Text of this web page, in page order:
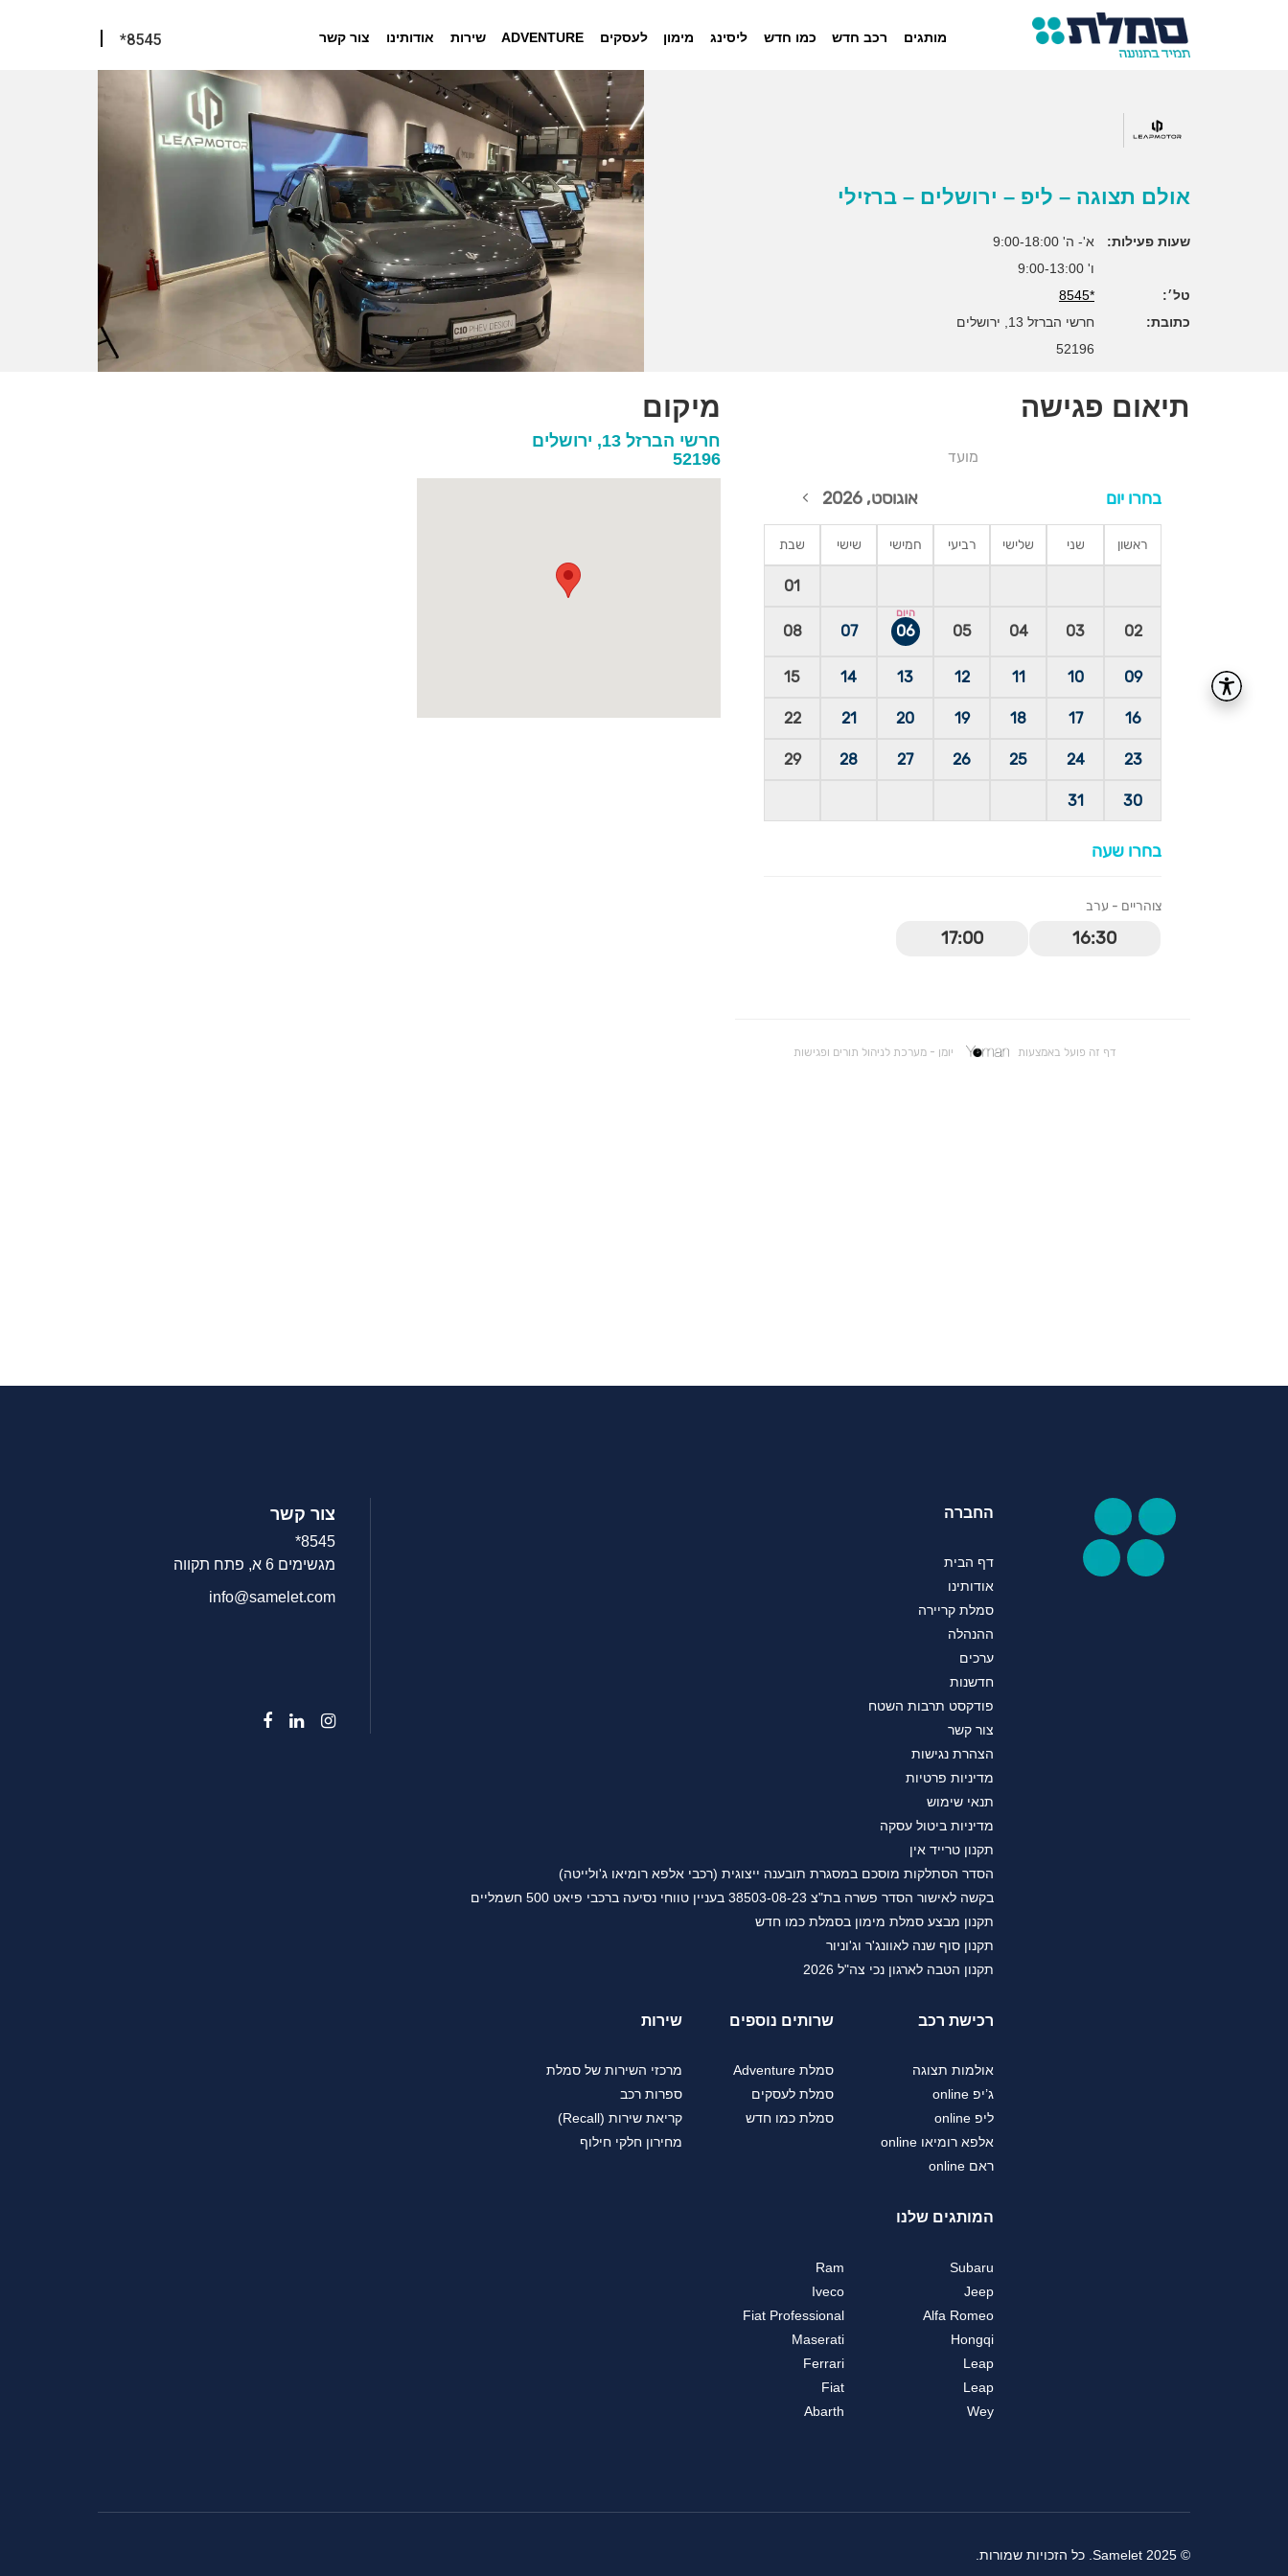
מותגים רכב חדש כמו חדש ליסינג מימון לעסקים ADVENTURE שירות אודותינו צור קשר *8545
אולם תצוגה – ליפ – ירושלים – ברזילי
שעות פעילות:
א'- ה' 9:00-18:00
ו' 9:00-13:00
טל׳:
*8545
כתובת:
חרשי הברזל 13, ירושלים
52196
תיאום פגישה מיקום
חרשי הברזל 13, ירושלים
52196
החברה
דף הבית
אודותינו
סמלת קריירה
ההנהלה
ערכים
חדשנות
פודקסט תרבות השטח
צור קשר
הצהרת נגישות
מדיניות פרטיות
תנאי שימוש
מדיניות ביטול עסקה
תקנון טרייד אין
הסדר הסתלקות מוסכם במסגרת תובענה ייצוגית (רכבי אלפא רומיאו ג'ולייטה)
בקשה לאישור הסדר פשרה בת"צ 38503-08-23 בעניין טווחי נסיעה ברכבי פיאט 500 חשמליים
תקנון מבצע סמלת מימון בסמלת כמו חדש
תקנון סוף שנה לאוונג'ר וג'וניור
תקנון הטבה לארגון נכי צה"ל 2026
רכישת רכב
אולמות תצוגה
ג’יפ online
ליפ online
אלפא רומיאו online
ראם online
שרותים נוספים
סמלת Adventure
סמלת לעסקים
סמלת כמו חדש
שירות
מרכזי השירות של סמלת
ספרות רכב
קריאת שירות (Recall)
מחירון חלקי חילוף
המותגים שלנו
Subaru
Jeep
Alfa Romeo
Hongqi
Leap
Leap
Wey
Ram
Iveco
Fiat Professional
Maserati
Ferrari
Fiat
Abarth
צור קשר
8545*
מגשימים 6 א, פתח תקווה
info@samelet.com
© 2025 Samelet. כל הזכויות שמורות.